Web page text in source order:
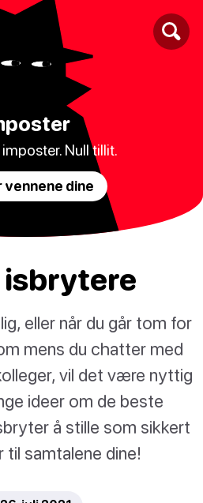
Null tillit.
vennene dine
isbrytere
eller når du går tom for
mens du chatter med
vil det være nyttig
ideer om de beste
å stille som sikkert
til samtalene dine!